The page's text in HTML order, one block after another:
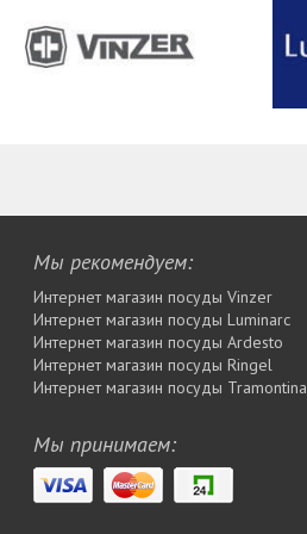
Мы рекомендуем:
Интернет магазин посуды Vinzer
Интернет магазин посуды Luminarc
Интернет магазин посуды Ardesto
Интернет магазин посуды Rіngel
Интернет магазин посуды Tramontina
Мы принимаем: